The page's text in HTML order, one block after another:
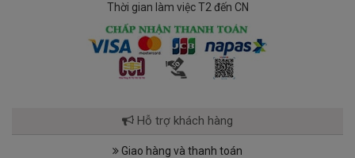
Thời gian làm việc T2 đến CN
Hỗ trợ khách hàng
Giao hàng và thanh toán